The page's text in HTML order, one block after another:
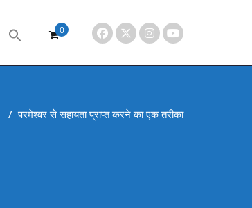
0
/परमेश्वर से सहायता प्राप्त करने का एक तरीका